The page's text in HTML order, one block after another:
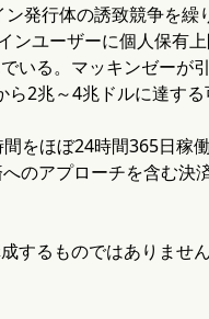
発行体の誘致競争を繰
ユーザーに個人保有
いる。マッキンゼーが
2兆～4兆ドルに達する
をほぼ24時間365日稼
のアプローチを含む決
するものではありません